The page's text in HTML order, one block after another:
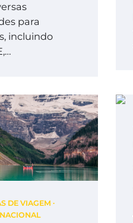
para
incluindo
DE VIAGEM